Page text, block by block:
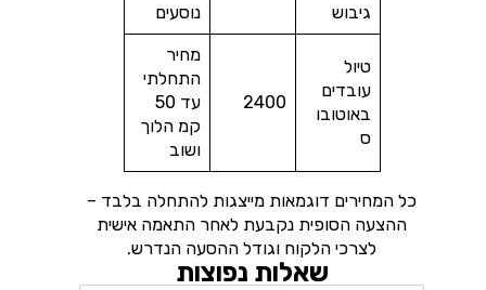
גיבוש
נוסעים
טיול
עובדים
באוטובו
ס
2400
מחיר
התחלתי
עד 50
קמ הלוך
ושוב
כל המחירים דוגמאות מייצגות להתחלה בלבד –
ההצעה הסופית נקבעת לאחר התאמה אישית
לצרכי הלקוח וגודל ההסעה הנדרש.
שאלות נפוצות